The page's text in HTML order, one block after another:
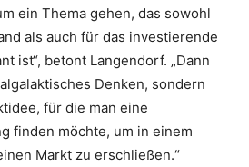
ein Thema gehen, das sowohl
als auch für das investierende
ist“, betont Langendorf. „Dann
Denken, sondern
für die man eine
finden möchte, um in einem
Markt zu erschließen.“